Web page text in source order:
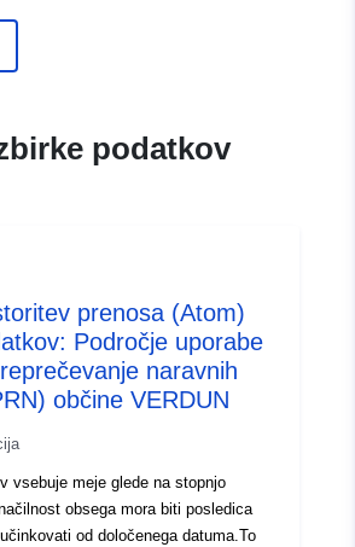
2f1976fe6531
Vir: http://inspire.ec.europa.eu/
codelist/SpatialDataServiceType/
podatkov
prenosa (Atom)
Področje uporabe
naravnih
občine VERDUN
vsebuje meje glede na stopnjo
obsega mora biti posledica
od določenega datuma.To